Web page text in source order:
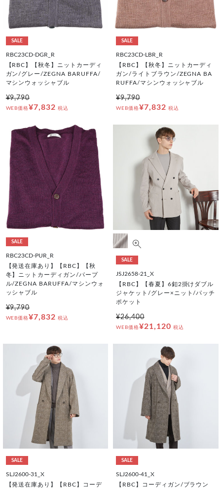
SALE
RBC23CD-DGR_R
【RBC】【秋冬】ニットカーディ
ガン/グレー/ZEGNA BARUFFA/
マシンウォッシャブル
¥9,790
WEB価格¥7,832 税込
SALE
RBC23CD-LBR_R
【RBC】【秋冬】ニットカーディ
ガン/ライトブラウン/ZEGNA BA
RUFFA/マシンウォッシャブル
¥9,790
WEB価格¥7,832 税込
SALE
RBC23CD-PUR_R
【発送在庫あり】【RBC】【秋
冬】ニットカーディガン/パープ
ル/ZEGNA BARUFFA/マシンウォ
ッシャブル
¥9,790
WEB価格¥7,832 税込
SALE
JSJ2658-21_X
【RBC】【春夏】6釦2掛けダブル
ジャケット/グレー×ニット/パッチ
ポケット
¥26,400
WEB価格¥21,120 税込
SALE
SLJ2600-31_X
【発送在庫あり】【RBC】コーデ
SALE
SLJ2600-41_X
【RBC】コーディガン/ブラウン